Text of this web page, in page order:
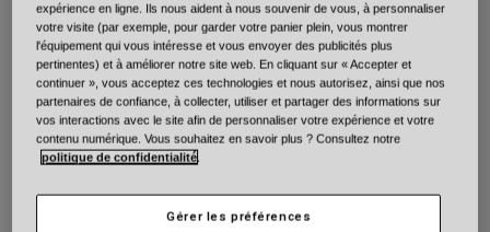
Adventure
Rétro
Pièces détachées
Urbain
BMX
Pièces détachées
expérience en ligne. Ils nous aident à nous souvenir de vous, à personnaliser
votre visite (par exemple, pour garder votre panier plein, vous montrer
l'équipement qui vous intéresse et vous envoyer des publicités plus
pertinentes) et à améliorer notre site web. En cliquant sur « Accepter et
continuer », vous acceptez ces technologies et nous autorisez, ainsi que nos
partenaires de confiance, à collecter, utiliser et partager des informations sur
vos interactions avec le site afin de personnaliser votre expérience et votre
contenu numérique. Vous souhaitez en savoir plus ? Consultez notre
politique de confidentialité.
Gérer les préférences